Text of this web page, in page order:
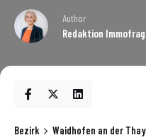
Author
Redaktion
Bezirk
Waidhofen an der